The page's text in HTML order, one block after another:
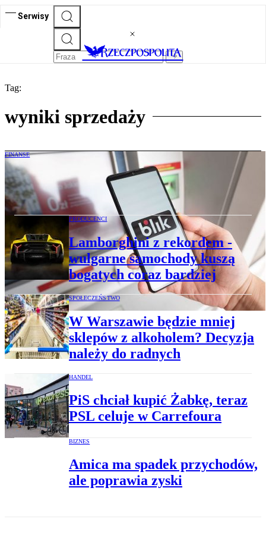
Serwisy
Tag:
wyniki sprzedaży
FINANSE
BLIK trafi na giełdę? Spółka ma ambicje
stać się podwójnym jednorożcem
PRODUCENCI
Lamborghini z rekordem -
wulgarne samochody kuszą
bogatych coraz bardziej
SPOŁECZEŃSTWO
W Warszawie będzie mniej
sklepów z alkoholem? Decyzja
należy do radnych
HANDEL
PiS chciał kupić Żabkę, teraz
PSL celuje w Carrefoura
BIZNES
Amica ma spadek przychodów,
ale poprawia zyski